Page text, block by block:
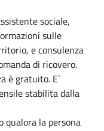
sociale,
sulle
e consulenza
di ricovero.
è gratuito. E`
stabilita dalla
qualora la persona